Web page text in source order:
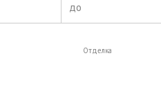
до
Отделка